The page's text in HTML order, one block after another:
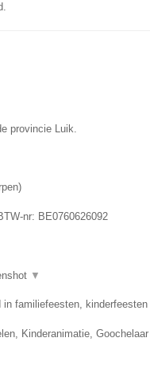
provincie Luik.
)
nr: BE0760626092
▼
familiefeesten, kinderfeesten
Kinderanimatie,